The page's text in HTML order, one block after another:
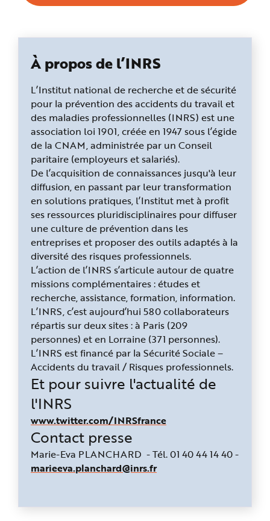
À propos de l’INRS
L’Institut national de recherche et de sécurité
pour la prévention des accidents du travail et
des maladies professionnelles (INRS) est une
association loi 1901, créée en 1947 sous l’égide
de la CNAM, administrée par un Conseil
paritaire (employeurs et salariés).
De l’acquisition de connaissances jusqu'à leur
diffusion, en passant par leur transformation
en solutions pratiques, l’Institut met à profit
ses ressources pluridisciplinaires pour diffuser
une culture de prévention dans les
entreprises et proposer des outils adaptés à la
diversité des risques professionnels.
L’action de l’INRS s’articule autour de quatre
missions complémentaires : études et
recherche, assistance, formation, information.
L’INRS, c’est aujourd’hui 580 collaborateurs
répartis sur deux sites : à Paris (209
personnes) et en Lorraine (371 personnes).
L’INRS est financé par la Sécurité Sociale –
Accidents du travail / Risques professionnels.
Et pour suivre l'actualité de
l'INRS
www.twitter.com/INRSfrance
Contact presse
Marie-Eva PLANCHARD - Tél. 01 40 44 14 40 -
marieeva.planchard@inrs.fr